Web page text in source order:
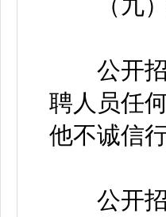
公开招
聘人员任
他不诚信
公开招